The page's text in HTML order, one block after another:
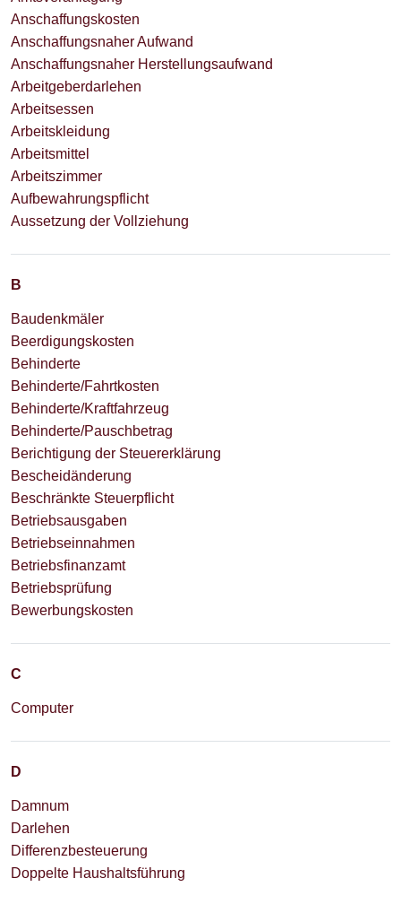
Anschaffungskosten
Anschaffungsnaher Aufwand
Anschaffungsnaher Herstellungsaufwand
Arbeitgeberdarlehen
Arbeitsessen
Arbeitskleidung
Arbeitsmittel
Arbeitszimmer
Aufbewahrungspflicht
Aussetzung der Vollziehung
B
Baudenkmäler
Beerdigungskosten
Behinderte
Behinderte/Fahrtkosten
Behinderte/Kraftfahrzeug
Behinderte/Pauschbetrag
Berichtigung der Steuererklärung
Bescheidänderung
Beschränkte Steuerpflicht
Betriebsausgaben
Betriebseinnahmen
Betriebsfinanzamt
Betriebsprüfung
Bewerbungskosten
C
Computer
D
Damnum
Darlehen
Differenzbesteuerung
Doppelte Haushaltsführung